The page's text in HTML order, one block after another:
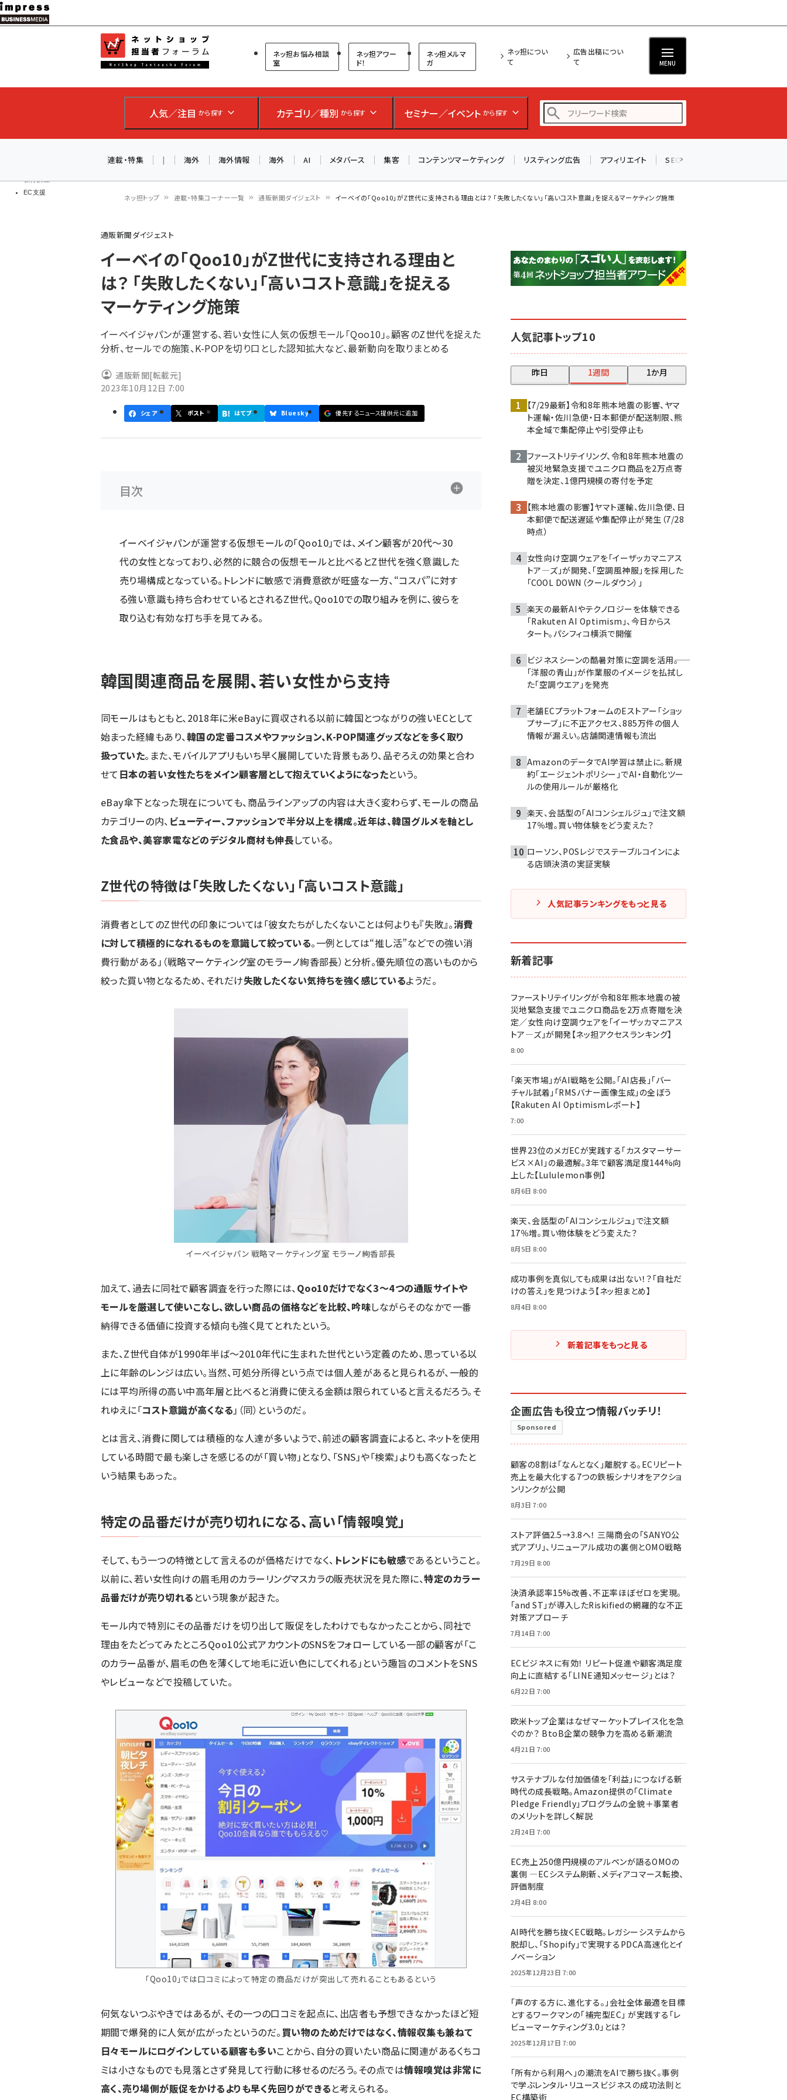
メ
イ
ン
ツ
移
教育講座
EC支援
ネットショップ担当者フォーラム
ネッ担お悩み相談
室
ネッ担アワー
ド！
ネッ担メルマ
ガ
ネッ担につい
て
広告出稿につい
て
MENU
人気／注目 から探す カテゴリ／種別 から探す セミナー／イベント から探す
yahoo (1901)
アスクル (1119)
base (1075)
連載・特集 | 海外 海外情報 海外 AI メタバース 集客 コンテンツマーケティング リスティング広告 アフィリエイト SEO
ン
く
ず
ネッ担トップ 連載・特集コーナー一覧 通販新聞ダイジェスト イーベイの「Qoo10」がZ世代に支持される理由とは？ 「失敗したくない」「高いコスト意識」を捉えるマーケティング施策
通販新聞ダイジェスト
イーベイの「Qoo10」がZ世代に支持される理由と
は？ 「失敗したくない」「高いコスト意識」を捉える
マーケティング施策
イーベイジャパンが運営する、若い女性に人気の仮想モール「Qoo10」。顧客のZ世代を捉えた
分析、セールでの施策、K-POPを切り口とした認知拡大など、最新動向を取りまとめる
通販新聞[転載元]
2023年10月12日 7:00
シェア ポスト はてブ Bluesky 優先するニュース提供元に追加
目次
イーベイジャパンが運営する仮想モールの「Qoo10」では、メイン顧客が20代～30
代の女性となっており、必然的に競合の仮想モールと比べるとZ世代を強く意識した
売り場構成となっている。トレンドに敏感で消費意欲が旺盛な一方、“コスパ”に対す
る強い意識も持ち合わせているとされるZ世代。Qoo10での取り組みを例に、彼らを
取り込む有効な打ち手を見てみる。
韓国関連商品を展開、若い女性から支持
同モールはもともと、2018年に米eBayに買収される以前に韓国とつながりの強いECとして
始まった経緯もあり、韓国の定番コスメやファッション、K-POP関連グッズなどを多く取り
扱っていた。また、モバイルアプリもいち早く展開していた背景もあり、品ぞろえの効果と合わ
せて日本の若い女性たちをメイン顧客層として抱えていくようになったという。
eBay傘下となった現在についても、商品ラインアップの内容は大きく変わらず、モールの商品
カテゴリーの内、 ビューティー、ファッションで半分以上を構成。近年は、韓国グルメを軸とし
た食品や、美容家電などのデジタル商材も伸長している。
Z世代の特徴は「失敗したくない」「高いコスト意識」
消費者としてのZ世代の印象については「彼女たちがしたくないことは何よりも『失敗』。消費
に対して積極的になれるものを意識して絞っている。一例としては“推し活”などでの強い消
費行動がある」（戦略マーケティング室のモラーノ絢香部長）と分析。優先順位の高いものから
絞った買い物となるため、それだけ失敗したくない気持ちを強く感じているようだ。
イーベイジャパン 戦略マーケティング室 モラーノ絢香部長
加えて、過去に同社で顧客調査を行った際には、Qoo10だけでなく3～4つの通販サイトや
モールを厳選して使いこなし、欲しい商品の価格などを比較、吟味しながらそのなかで一番
納得できる価値に投資する傾向も強く見てとれたという。
また、Z世代自体が1990年半ば～2010年代に生まれた世代という定義のため、思っている以
上に年齢のレンジは広い。当然、可処分所得という点では個人差があると見られるが、一般的
には平均所得の高い中高年層と比べると消費に使える金額は限られていると言えるだろう。そ
れゆえに「コスト意識が高くなる」（同）というのだ。
とは言え、消費に関しては積極的な人達が多いようで、前述の顧客調査によると、ネットを使用
している時間で最も楽しさを感じるのが「買い物」となり、「SNS」や「検索」よりも高くなったと
いう結果もあった。
特定の品番だけが売り切れになる、高い「情報嗅覚」
そして、もう一つの特徴として言えるのが価格だけでなく、 トレンドにも敏感であるということ。
以前に、若い女性向けの眉毛用のカラーリングマスカラの販売状況を見た際に、特定のカラー
品番だけが売り切れる という現象が起きた。
モール内で特別にその品番だけを切り出して販促をしたわけでもなかったことから、同社で
理由をたどってみたところQoo10公式アカウントのSNSをフォローしている一部の顧客が「こ
のカラー品番が、眉毛の色を薄くして地毛に近い色にしてくれる」という趣旨のコメントをSNS
やレビューなどで投稿していた。
「Qoo10」では口コミによって特定の商品だけが突出して売れることもあるという
何気ないつぶやきではあるが、その一つの口コミを起点に、出店者も予想できなかったほど短
期間で爆発的に人気が広がったというのだ。 買い物のためだけではなく、情報収集も兼ねて
日々モールにログインしている顧客も多いことから、自分の買いたい商品に関連があるくちコ
ミは小さなものでも見落とさず発見して行動に移せるのだろう。その点では情報嗅覚は非常に
高く、売り場側が販促をかけるよりも早く先回りができると考えられる。
人気記事トップ10
昨日 1週間 1か月
【7/29最新】令和8年熊本地震の影響、ヤマ
ト運輸・佐川急便・日本郵便が配送制限、熊
本全域で集配停止や引受停止も
ファーストリテイリング、令和8年熊本地震の
被災地緊急支援でユニクロ商品を2万点寄
贈を決定、1億円規模の寄付を予定
【熊本地震の影響】ヤマト運輸、佐川急便、日
本郵便で配送遅延や集配停止が発生（7/28
時点）
女性向け空調ウェアを「イーザッカマニアス
トア―ズ」が開発、「空調風神服」を採用した
「COOL DOWN（クールダウン）」
楽天の最新AIやテクノロジーを体験できる
「Rakuten AI Optimism」、今日からス
タート。パシフィコ横浜で開催
ビジネスシーンの酷暑対策に空調を活用――。
「洋服の青山」が作業服のイメージを払拭し
た「空調ウエア」を発売
老舗ECプラットフォームのEストアー「ショッ
プサーブ」に不正アクセス、885万件の個人
情報が漏えい。店舗関連情報も流出
AmazonのデータでAI学習は禁止に。新規
約「エージェントポリシー」でAI・自動化ツー
ルの使用ルールが厳格化
楽天、会話型の「AIコンシェルジュ」で注文額
17％増。買い物体験をどう変えた？
ローソン、POSレジでステーブルコインによ
る店頭決済の実証実験
人気記事ランキングをもっと見る
新着記事
ファーストリテイリングが令和8年熊本地震の被
災地緊急支援でユニクロ商品を2万点寄贈を決
定／女性向け空調ウェアを「イーザッカマニアス
トア―ズ」が開発【ネッ担アクセスランキング】
8:00
「楽天市場」がAI戦略を公開。「AI店長」「バー
チャル試着」「RMSバナー画像生成」の全ぼう
【Rakuten AI Optimismレポート】
7:00
世界23位のメガECが実践する「カスタマーサー
ビス×AI」の最適解。3年で顧客満足度144%向
上した【Lululemon事例】
8月6日 8:00
楽天、会話型の「AIコンシェルジュ」で注文額
17％増。買い物体験をどう変えた？
8月5日 8:00
成功事例を真似しても成果は出ない！？「自社だ
けの答え」を見つけよう【ネッ担まとめ】
8月4日 8:00
新着記事をもっと見る
企画広告も役立つ情報バッチリ！
Sponsored
顧客の8割は「なんとなく」離脱する。ECリピート
売上を最大化する7つの鉄板シナリオをアクショ
ンリンクが公開
8月3日 7:00
ストア評価2.5→3.8へ！ 三陽商会の「SANYO公
式アプリ」、リニューアル成功の裏側とOMO戦略
7月29日 8:00
決済承認率15%改善、不正率ほぼゼロを実現。
「and ST」が導入したRiskifiedの網羅的な不正
対策アプローチ
7月14日 7:00
ECビジネスに有効！ リピート促進や顧客満足度
向上に直結する「LINE通知メッセージ」とは？
6月22日 7:00
欧米トップ企業はなぜマーケットプレイス化を急
ぐのか？ BtoB企業の競争力を高める新潮流
4月21日 7:00
サステナブルな付加価値を「利益」につなげる新
時代の成長戦略。Amazon提供の「Climate
Pledge Friendly」プログラムの全貌＋事業者
のメリットを詳しく解説
2月24日 7:00
EC売上250億円規模のアルペンが語るOMOの
裏側 ―ECシステム刷新、メディアコマース転換、
評価制度
2月4日 8:00
AI時代を勝ち抜くEC戦略。レガシーシステムから
脱却し、「Shopify」で実現するPDCA高速化とイ
ノベーション
2025年12月23日 7:00
「声のする方に、進化する。」会社全体最適を目標
とするワークマンの「補完型EC」 が実践する「レ
ビューマーケティング3.0」とは？
2025年12月17日 7:00
「所有から利用へ」の潮流をAIで勝ち抜く。事例
で学ぶレンタル・リユースビジネスの成功法則と
EC構築術